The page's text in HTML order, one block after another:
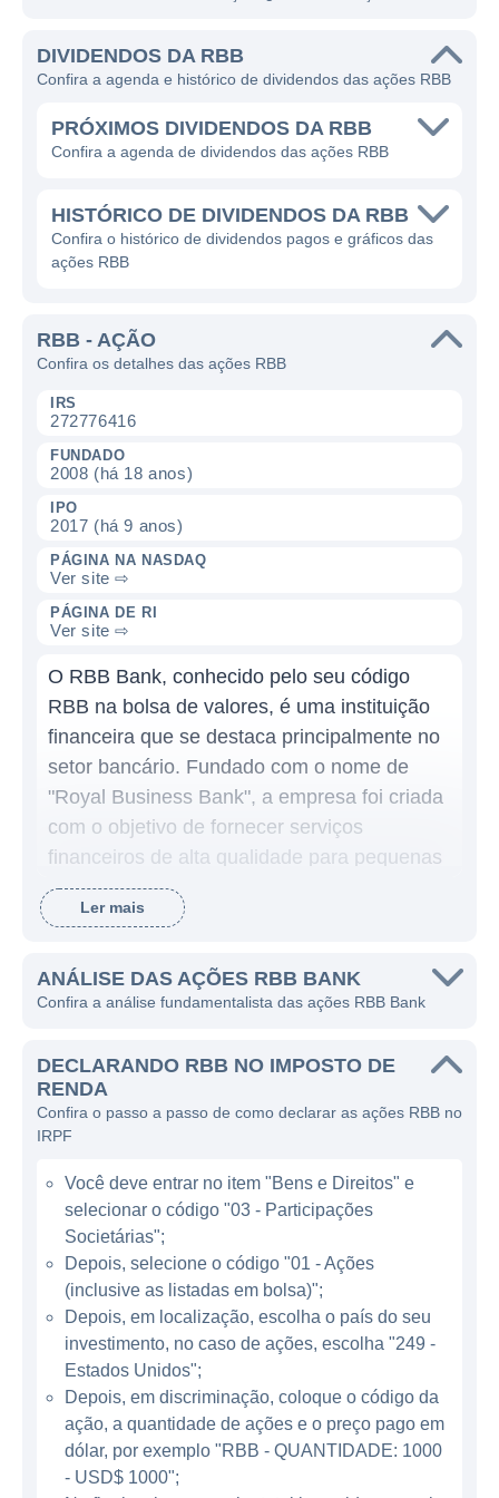
DIVIDENDOS DA RBB
Confira a agenda e histórico de dividendos das ações RBB
PRÓXIMOS DIVIDENDOS DA RBB
Confira a agenda de dividendos das ações RBB
HISTÓRICO DE DIVIDENDOS DA RBB
Confira o histórico de dividendos pagos e gráficos das
ações RBB
RBB - AÇÃO
Confira os detalhes das ações RBB
IRS
272776416
FUNDADO
2008 (há 18 anos)
IPO
2017 (há 9 anos)
PÁGINA NA NASDAQ
Ver site ⇨
PÁGINA DE RI
Ver site ⇨
O RBB Bank, conhecido pelo seu código
RBB na bolsa de valores, é uma instituição
financeira que se destaca principalmente no
setor bancário. Fundado com o nome de
"Royal Business Bank", a empresa foi criada
com o objetivo de fornecer serviços
financeiros de alta qualidade para pequenas
e médias empresas, além de atender às
necessidades dos consumidores individuais.
especialmente comunidades asiáticas nos
Estados Unidos, mas sua atuação vai além,
clientes.
O RBB Bank é especialmente conhecido por
oferecer uma variedade de produtos e
serviços bancários, que vão desde contas
correntes e de poupança até empréstimos
comerciais e de consumo. O banco também
possui uma forte presença em serviços de
certificação de depósitos, facilitando o
acesso a crédito para empresas e indivíduos.
Sua estratégia se baseia em atender a
clientes que buscam um relacionamento
mais personalizado e uma abordagem
centrada no cliente, o que tem sido um
diferencial importante no competitivo setor
Ler mais
ANÁLISE DAS AÇÕES RBB BANK
Confira a análise fundamentalista das ações RBB Bank
DECLARANDO RBB NO IMPOSTO DE
RENDA
Confira o passo a passo de como declarar as ações RBB no
IRPF
Você deve entrar no item "Bens e Direitos" e
selecionar o código "03 - Participações
Societárias";
Depois, selecione o código "01 - Ações
(inclusive as listadas em bolsa)";
Depois, em localização, escolha o país do seu
investimento, no caso de ações, escolha "249 -
Estados Unidos";
Depois, em discriminação, coloque o código da
ação, a quantidade de ações e o preço pago em
dólar, por exemplo "RBB - QUANTIDADE: 1000
- USD$ 1000";